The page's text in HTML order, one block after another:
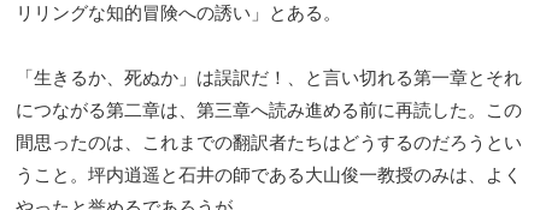
リリングな知的冒険への誘い」とある。
「生きるか、死ぬか」は誤訳だ！、と言い切れる第一章とそれ
につながる第二章は、第三章へ読み進める前に再読した。この
間思ったのは、これまでの翻訳者たちはどうするのだろうとい
うこと。坪内逍遥と石井の師である大山俊一教授のみは、よく